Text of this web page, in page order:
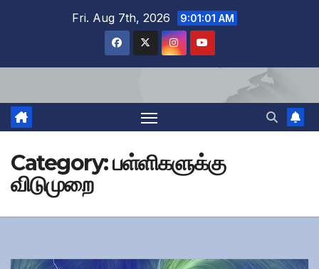
Fri. Aug 7th, 2026 9:01:02 AM
Category:பள்ளிகளுக்கு
விடுமுறை